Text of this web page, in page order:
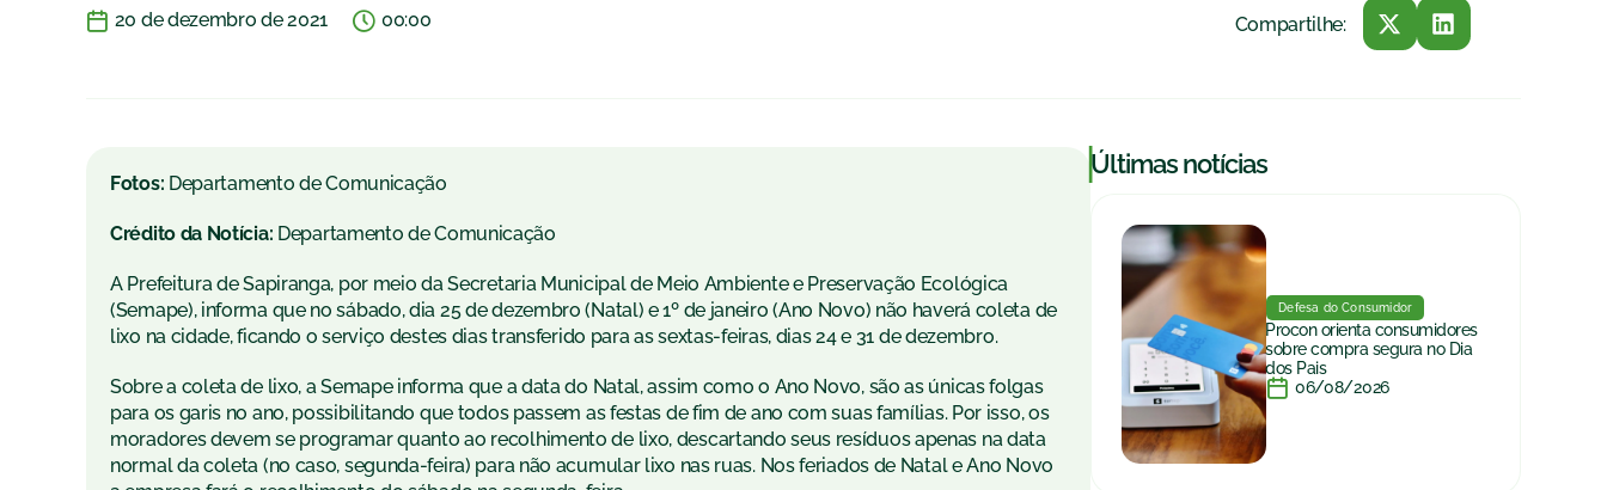
20 de dezembro de 2021
00:00 Compartilhe:
Fotos: Departamento de Comunicação
Crédito da Notícia: Departamento de Comunicação
A Prefeitura de Sapiranga, por meio da Secretaria Municipal de Meio Ambiente e Preservação Ecológica
(Semape), informa que no sábado, dia 25 de dezembro (Natal) e 1º de janeiro (Ano Novo) não haverá coleta de
lixo na cidade, ficando o serviço destes dias transferido para as sextas-feiras, dias 24 e 31 de dezembro.
Sobre a coleta de lixo, a Semape informa que a data do Natal, assim como o Ano Novo, são as únicas folgas
para os garis no ano, possibilitando que todos passem as festas de fim de ano com suas famílias. Por isso, os
moradores devem se programar quanto ao recolhimento de lixo, descartando seus resíduos apenas na data
normal da coleta (no caso, segunda-feira) para não acumular lixo nas ruas. Nos feriados de Natal e Ano Novo
|Últimas notícias
Defesa do Consumidor
Procon orienta consumidores
sobre compra segura no Dia
dos Pais
06/08/2026